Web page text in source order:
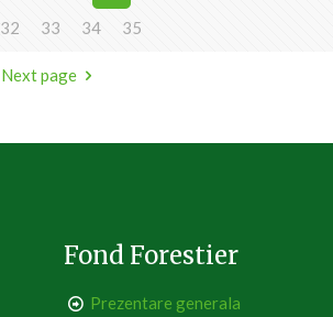
32 33 34 35
Next page
Fond Forestier
Prezentare generala